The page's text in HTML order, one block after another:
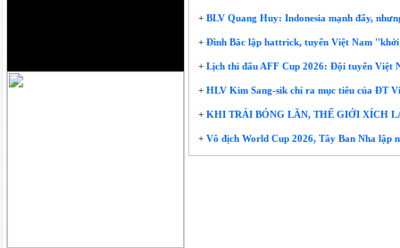
+ BLV Quang Huy: Indonesia mạnh đấy,
+ Đình Bắc lập hattrick, tuyển Việt Nam
+ Lịch thi đấu AFF Cup 2026: Đội tuyển Việt
+ HLV Kim Sang-sik chỉ ra mục tiêu của ĐT
+ KHI TRÁI BÓNG LĂN, THẾ GIỚI XÍCH
+ Vô địch World Cup 2026, Tây Ban Nha lập